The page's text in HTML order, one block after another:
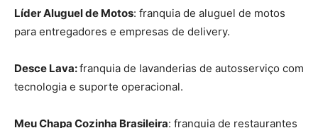
Líder Aluguel de Motos: franquia de aluguel de motos
para entregadores e empresas de delivery.
Desce Lava:franquia de lavanderias de autosserviço com
tecnologia e suporte operacional.
Meu Chapa Cozinha Brasileira: franquia de restaurantes